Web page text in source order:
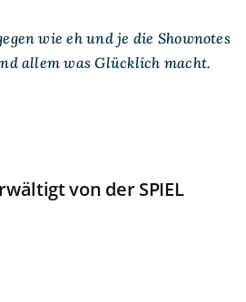
wie eh und je die Shownotes
allem was Glücklich macht.
von der SPIEL